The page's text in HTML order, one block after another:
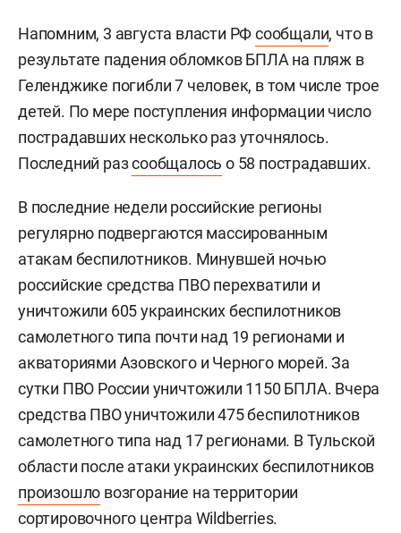
Напомним, 3 августа власти РФсообщали, что в
результате падения обломков БПЛА на пляж в
Геленджике погибли 7 человек, в том числе трое
детей. По мере поступления информации число
пострадавших несколько раз уточнялось.
Последний разсообщалось о 58 пострадавших.
В последние недели российские регионы
регулярно подвергаются массированным
атакам беспилотников. Минувшей ночью
российские средства ПВО перехватили и
уничтожили 605 украинских беспилотников
самолетного типа почти над 19 регионами и
акваториями Азовского и Черного морей. За
сутки ПВО России уничтожили 1150 БПЛА. Вчера
средства ПВО уничтожили 475 беспилотников
самолетного типа над 17 регионами. В Тульской
области после атаки украинских беспилотников
произошло возгорание на территории
сортировочного центра Wildberries.